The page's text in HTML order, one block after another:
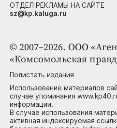
© 2007–2026. ООО
«Комсомольская
Полистать издания
Использование материалов
случае упоминания
информации.
В случае использования
активная индексируемая
ОТДЕЛ РЕКЛАМЫ НА САЙТЕ
sz@kp.kaluga.ru